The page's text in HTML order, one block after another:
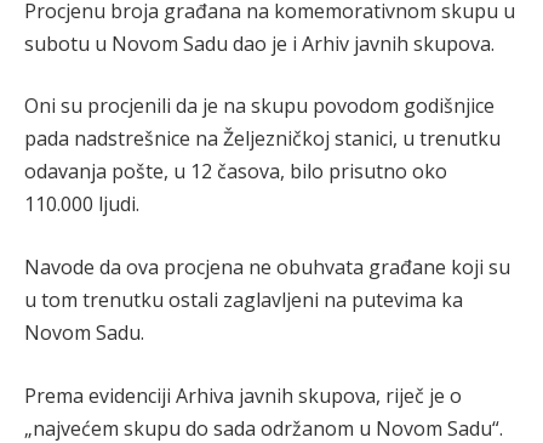
Procjenu broja građana na komemorativnom skupu u
subotu u Novom Sadu dao je i Arhiv javnih skupova.
Oni su procjenili da je na skupu povodom godišnjice
pada nadstrešnice na Željezničkoj stanici, u trenutku
odavanja pošte, u 12 časova, bilo prisutno oko
110.000 ljudi.
Navode da ova procjena ne obuhvata građane koji su
u tom trenutku ostali zaglavljeni na putevima ka
Novom Sadu.
Prema evidenciji Arhiva javnih skupova, riječ je o
„najvećem skupu do sada održanom u Novom Sadu“.